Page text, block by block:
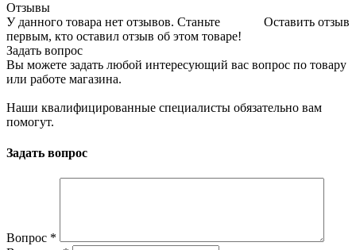
Отзывы
Оставить отзыв
У данного товара нет отзывов. Станьте
первым, кто оставил отзыв об этом товаре!
Задать вопрос
Вы можете задать любой интересующий вас вопрос по товару
или работе магазина.
Наши квалифицированные специалисты обязательно вам
помогут.
Задать вопрос
Вопрос *